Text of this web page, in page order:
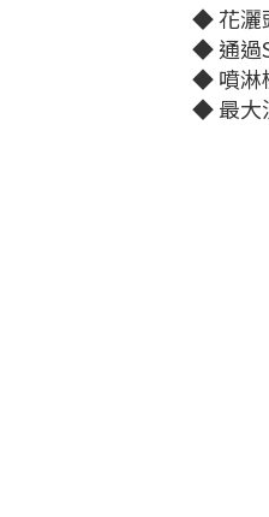
◆ 花灑
◆ 通過
◆ 噴淋
◆ 最大